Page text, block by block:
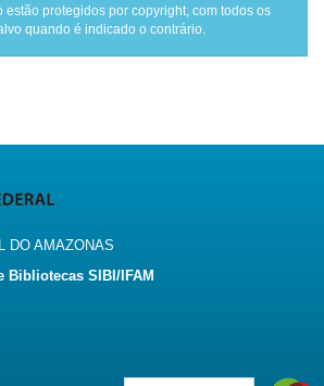
estão protegidos por copyright, com todos os
quando é indicado o contrário.
DO AMAZONAS
Bibliotecas SIBI/IFAM